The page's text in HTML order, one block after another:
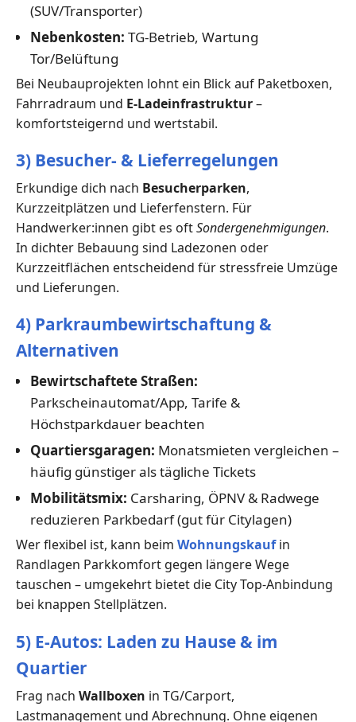
(SUV/Transporter)
Nebenkosten: TG-Betrieb, Wartung
Tor/Belüftung
Bei Neubauprojekten lohnt ein Blick auf Paketboxen,
Fahrradraum und E-Ladeinfrastruktur–
komfortsteigernd und wertstabil.
3) Besucher- & Lieferregelungen
Erkundige dich nach Besucherparken,
Kurzzeitplätzen und Lieferfenstern. Für
Handwerker:innen gibt es oftSondergenehmigungen.
In dichter Bebauung sind Ladezonen oder
Kurzzeitflächen entscheidend für stressfreie Umzüge
und Lieferungen.
4) Parkraumbewirtschaftung &
Alternativen
Bewirtschaftete Straßen:
Parkscheinautomat/App, Tarife &
Höchstparkdauer beachten
Quartiersgaragen: Monatsmieten vergleichen –
häufig günstiger als tägliche Tickets
Mobilitätsmix: Carsharing, ÖPNV & Radwege
reduzieren Parkbedarf (gut für Citylagen)
Wer flexibel ist, kann beim Wohnungskaufin
Randlagen Parkkomfort gegen längere Wege
tauschen – umgekehrt bietet die City Top-Anbindung
bei knappen Stellplätzen.
5) E-Autos: Laden zu Hause & im
Quartier
Frag nach Wallboxen in TG/Carport,
Lastmanagement und Abrechnung. Ohne eigenen